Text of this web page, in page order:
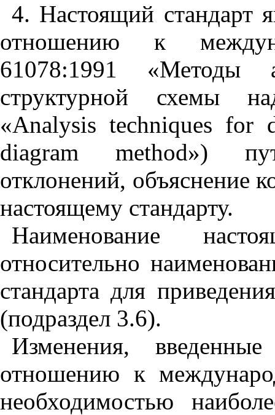
4. Настоящий стандарт
отношению к
61078:1991 «Методы
структурной схемы
«Analysis techniques for
diagram method»)
отклонений, объяснение
настоящему стандарту.
Наименование
относительно
стандарта для
(подраздел 3.6).
Изменения,
отношению к
необходимостью